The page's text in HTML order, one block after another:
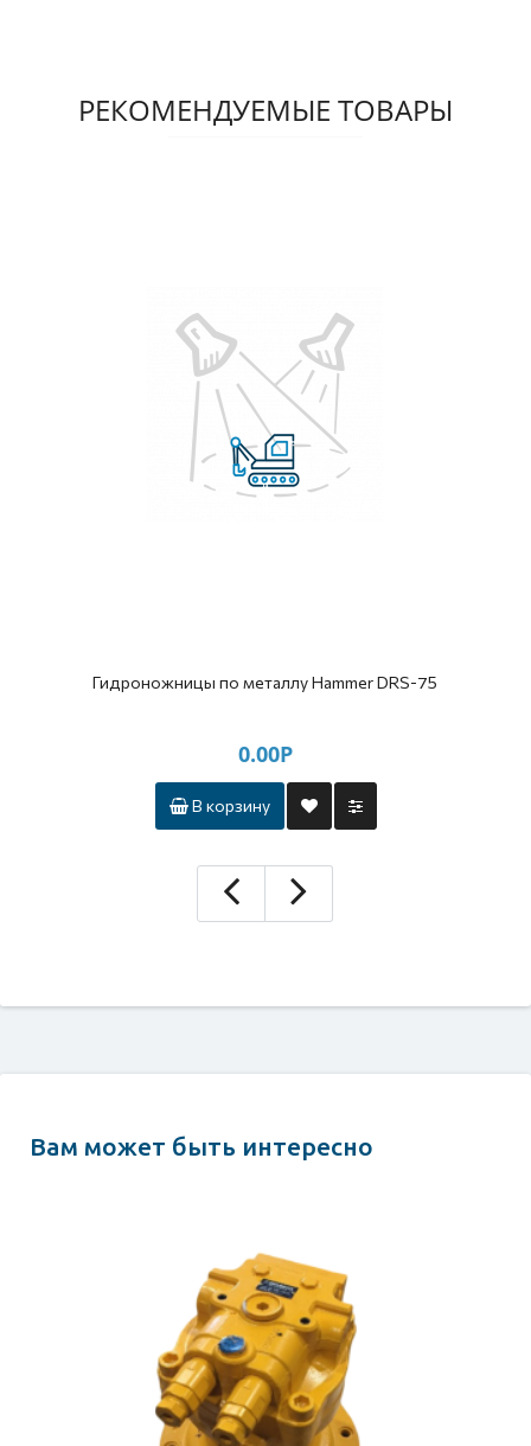
РЕКОМЕНДУЕМЫЕ ТОВАРЫ
Гидроножницы по металлу Hammer DRS-75
0.00Р
В корзину
Вам может быть интересно